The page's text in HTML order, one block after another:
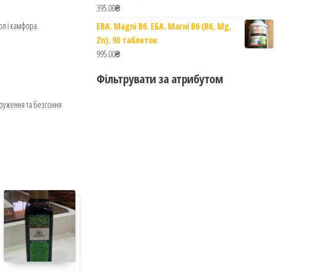
і камфора.
та безсоння
395.00₴
EBA. Magni B6. ЕБА. Магні B6 (B6, Mg,
Zn). 90 таблеток
995.00₴
Фільтрувати за атрибутом